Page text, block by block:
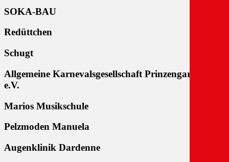
SOKA-BAU
Redüttchen
Schugt
Allgemeine Karnevalsgesellschaft Prinzengarde 1947
e.V.
Marios Musikschule
Pelzmoden Manuela
Augenklinik Dardenne